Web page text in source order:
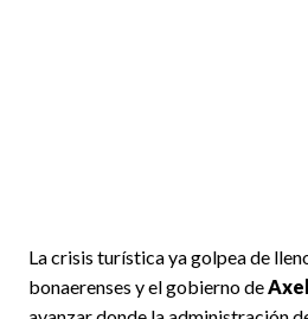
La crisis turística ya golpea de
bonaerenses y el gobierno de